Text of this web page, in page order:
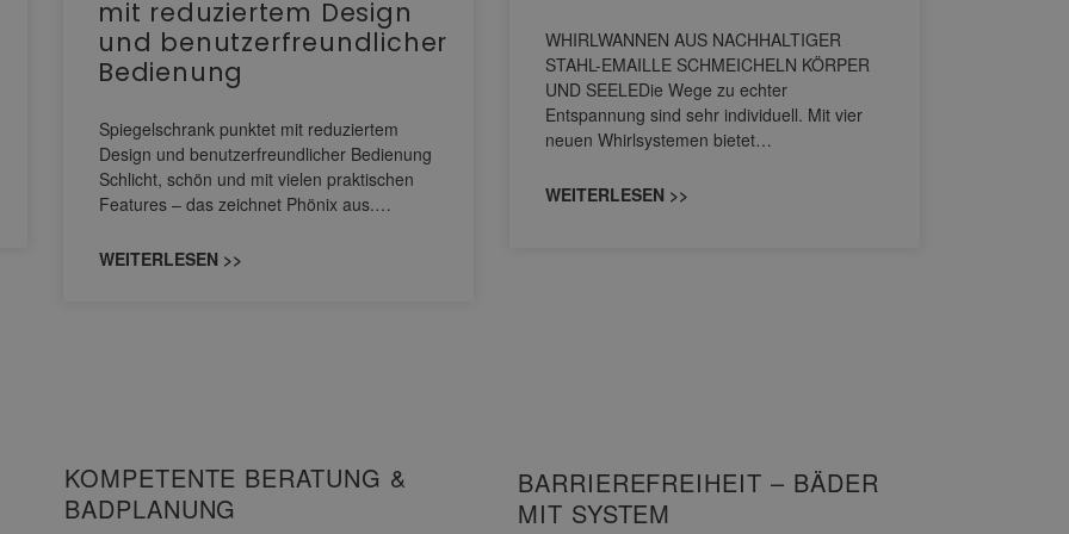
mit reduziertem Design
und benutzerfreundlicher
Bedienung
Spiegelschrank punktet mit reduziertem
Design und benutzerfreundlicher Bedienung
Schlicht, schön und mit vielen praktischen
Features – das zeichnet Phönix aus.…
WEITERLESEN >>
WHIRLWANNEN AUS NACHHALTIGER
STAHL-EMAILLE SCHMEICHELN KÖRPER
UND SEELEDie Wege zu echter
Entspannung sind sehr individuell. Mit vier
neuen Whirlsystemen bietet…
WEITERLESEN >>
KOMPETENTE BERATUNG &
BADPLANUNG
BARRIEREFREIHEIT – BÄDER
MIT SYSTEM